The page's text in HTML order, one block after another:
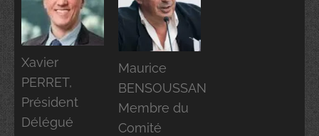
Xavier
PERRET,
Président
Délégué
Maurice
BENSOUSSAN
Membre du
Comité